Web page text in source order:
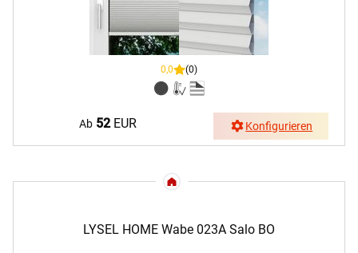
0,0 (0)
Ab 52EUR Konfigurieren
LYSEL HOME Wabe 023A Salo BO